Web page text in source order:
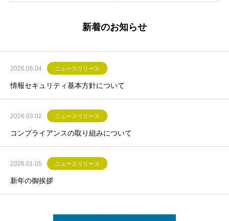
新着のお知らせ
2026.06.04 ニュースリリース
情報セキュリティ基本方針について
2026.03.02 ニュースリリース
コンプライアンスの取り組みについて
2026.01.05 ニュースリリース
新年の御挨拶